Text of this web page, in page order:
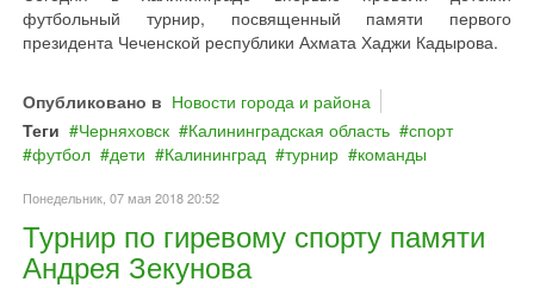
футбольный турнир, посвященный памяти первого
президента Чеченской республики Ахмата Хаджи Кадырова.
Опубликовано в Новости города и района
Теги
Черняховск Калининградская область
спорт
футбол
дети Калининград турнир команды
Понедельник, 07 мая 2018 20:52
Турнир по гиревому спорту памяти
Андрея Зекунова